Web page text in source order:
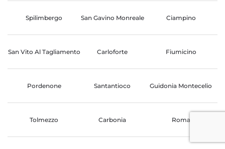
Spilimbergo San Gavino Monreale Ciampino
San Vito Al Tagliamento Carloforte Fiumicino
Pordenone Santantioco Guidonia Montecelio
Tolmezzo Carbonia Roma